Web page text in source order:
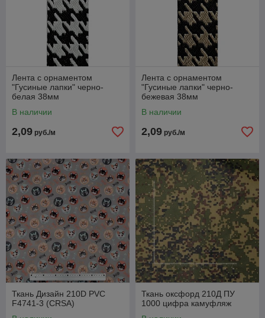
Лента с орнаментом
"Гусиные лапки" черно-
белая 38мм
В наличии
2,09 руб./м
Лента с орнаментом
"Гусиные лапки" черно-
бежевая 38мм
В наличии
2,09 руб./м
Ткань Дизайн 210D PVC
F4741-3 (CRSA)
Ткань оксфорд 210Д ПУ
1000 цифра камуфляж